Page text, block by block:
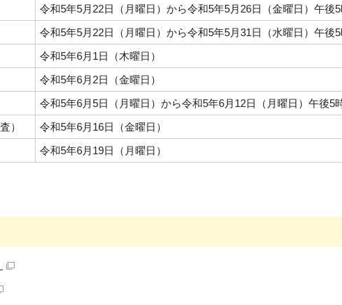
令和5年5月22日（月曜日）から令和5年5月26日（金曜日）午後
令和5年5月22日（月曜日）から令和5年5月31日（水曜日）午後
令和5年6月1日（木曜日）
令和5年6月2日（金曜日）
令和5年6月5日（月曜日）から令和5年6月12日（月曜日）午後5
）
令和5年6月16日（金曜日）
令和5年6月19日（月曜日）